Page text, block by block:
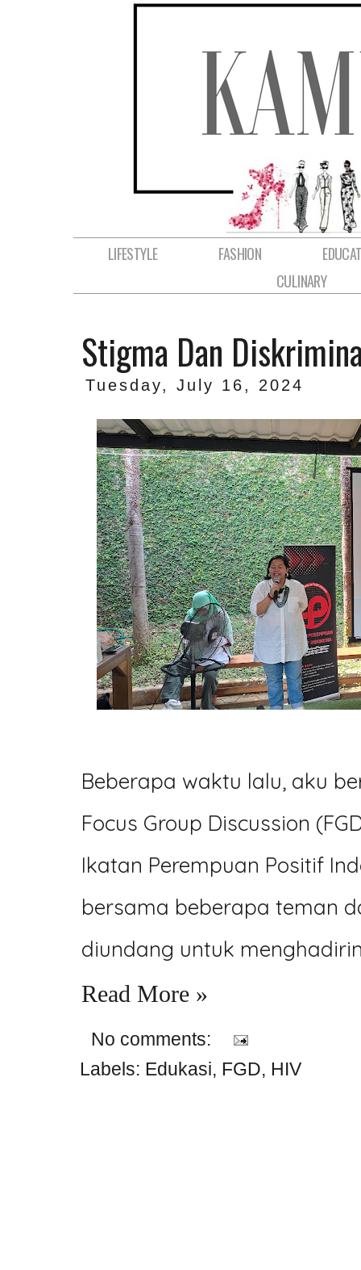
LIFESTYLE FASHION
CULINARY
Stigma Dan
Tuesday, July 16, 2024
Beberapa waktu lalu, aku
Focus Group Discussion
Ikatan Perempuan Positif
bersama beberapa teman
diundang untuk
Read More »
No comments:
Labels: Edukasi, FGD, HIV